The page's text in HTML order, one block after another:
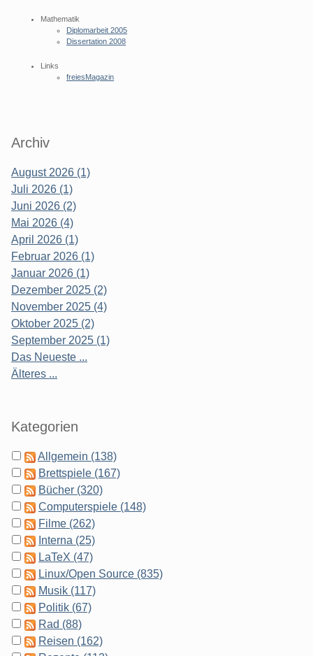
Mathematik
Diplomarbeit 2005
Dissertation 2008
Links
freiesMagazin
Archiv
August 2026 (1)
Juli 2026 (1)
Juni 2026 (2)
Mai 2026 (4)
April 2026 (1)
Februar 2026 (1)
Januar 2026 (1)
Dezember 2025 (2)
November 2025 (4)
Oktober 2025 (2)
September 2025 (1)
Das Neueste ...
Älteres ...
Kategorien
Allgemein (138)
Brettspiele (167)
Bücher (320)
Computerspiele (148)
Filme (262)
Interna (25)
LaTeX (47)
Linux/Open Source (835)
Musik (117)
Politik (67)
Rad (88)
Reisen (162)